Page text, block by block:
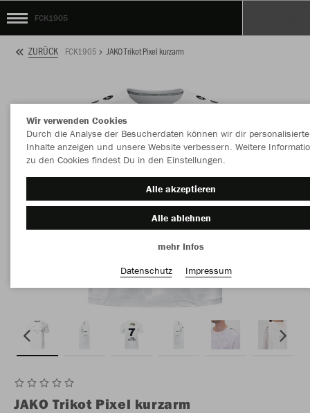
FCK1905
ZURÜCK FCK1905 JAKO Trikot Pixel kurzarm
JAKO Trikot Pixel kurzarm
Wir verwenden Cookies
Durch die Analyse der Besucherdaten können wir dir personalisierte
Inhalte anzeigen und unsere Website verbessern. Weitere
zu den Cookies findest Du in den Einstellungen.
Alle akzeptieren
Alle ablehnen
mehr Infos
Datenschutz
Impressum